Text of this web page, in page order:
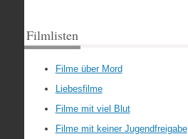
Filmlisten
Filme über Mord
Liebesfilme
Filme mit viel Blut
Filme mit keiner Jugendfreigabe